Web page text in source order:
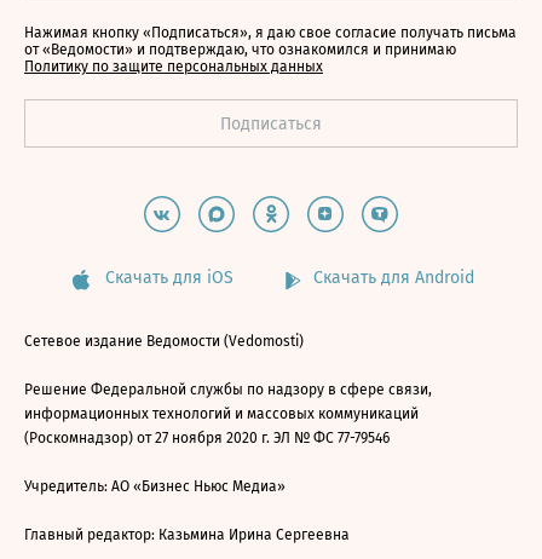
Нажимая кнопку «Подписаться», я даю свое согласие получать письма
от «Ведомости» и подтверждаю, что ознакомился и принимаю
Политику по защите персональных данных
Скачать для iOS Скачать для Android
Сетевое издание Ведомости (Vedomosti)
Решение Федеральной службы по надзору в сфере связи,
информационных технологий и массовых коммуникаций
(Роскомнадзор) от 27 ноября 2020 г. ЭЛ № ФС 77-79546
Учредитель: АО «Бизнес Ньюс Медиа»
Главный редактор: Казьмина Ирина Сергеевна